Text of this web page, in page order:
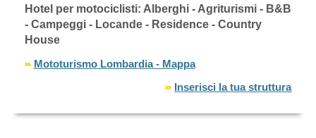
Hotel per motociclisti: Alberghi - Agriturismi - B&B
- Campeggi - Locande - Residence - Country
House
Mototurismo Lombardia - Mappa
Inserisci la tua struttura